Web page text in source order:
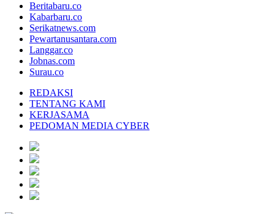
Beritabaru.co
Kabarbaru.co
Serikatnews.com
Pewartanusantara.com
Langgar.co
Jobnas.com
Surau.co
REDAKSI
TENTANG KAMI
KERJASAMA
PEDOMAN MEDIA CYBER